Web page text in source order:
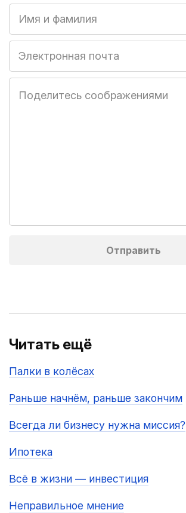
Читать ещё
Палки в колёсах
Раньше начнём, раньше закончим
Всегда ли бизнесу нужна миссия?
Ипотека
Всё в жизни — инвестиция
Неправильное мнение